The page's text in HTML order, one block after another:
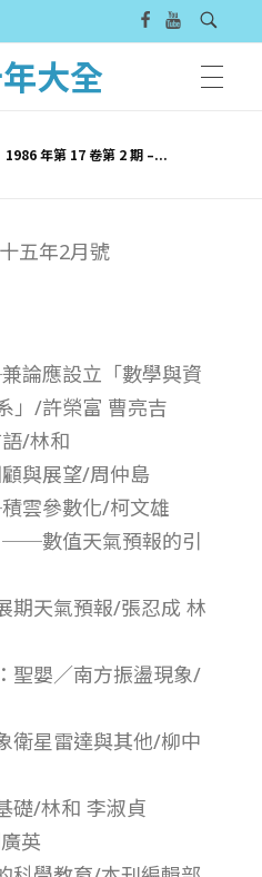
大全
1986 年第 17 卷第 2 期 –...
五年2月號
論應設立「數學與資
」/許榮富 曹亮吉
/林和
與展望/周仲島
雲參數化/柯文雄
──數值天氣預報的引
天氣預報/張忍成 林
聖嬰／南方振盪現象/
星雷達與其他/柳中
礎/林和 李淑貞
英